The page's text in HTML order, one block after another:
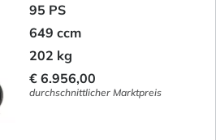
95 PS
649 ccm
202 kg
€ 6.956,00
durchschnittlicher Marktpreis